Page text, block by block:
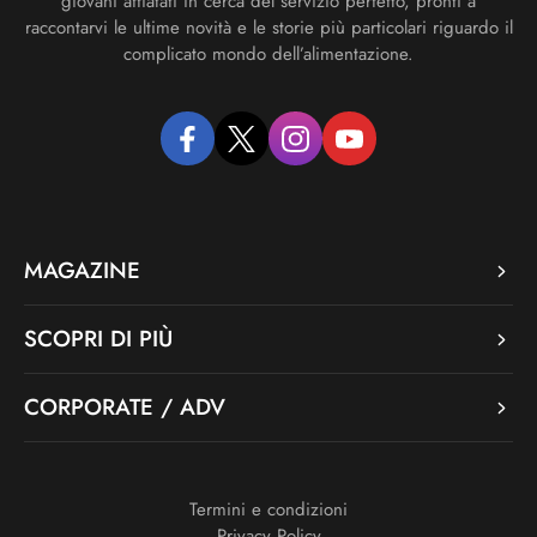
raccontarvi le ultime novità e le storie più particolari riguardo il
complicato mondo dell’alimentazione.
facebooktwitter instagramyoutube
MAGAZINE
SCOPRI DI PIÙ
CORPORATE / ADV
Termini e condizioni